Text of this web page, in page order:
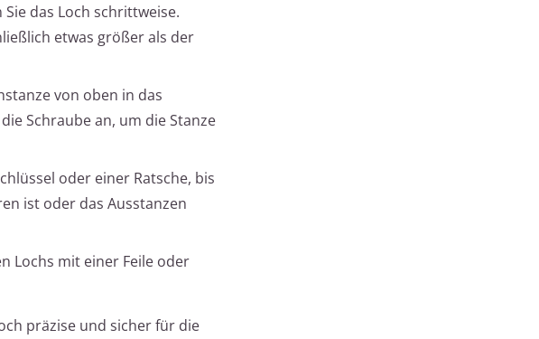
das Loch schrittweise.
etwas größer als der
von oben in das
Schraube an, um die Stanze
oder einer Ratsche, bis
ist oder das Ausstanzen
Lochs mit einer Feile oder
präzise und sicher für die